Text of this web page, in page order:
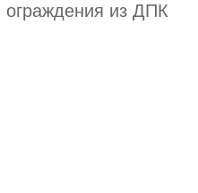
ограждения из ДПК